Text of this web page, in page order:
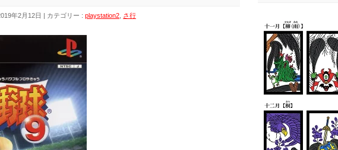
年2月12日 カテゴリー : playstation2 さ行